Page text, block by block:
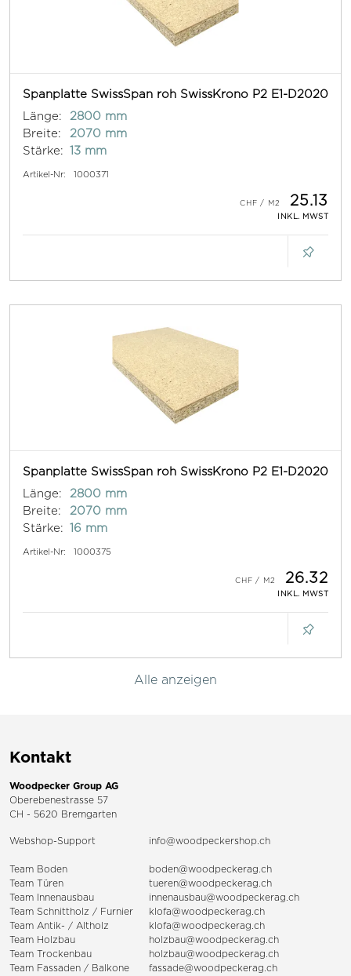
Spanplatte SwissSpan roh SwissKrono P2 E1-D2020
Länge:
2800 mm
Breite:
2070 mm
Stärke: 13 mm
Artikel-Nr: 1000371
25.13
INKL. MWST
Spanplatte SwissSpan roh SwissKrono P2 E1-D2020
Länge:
2800 mm
Breite:
2070 mm
Stärke: 16 mm
Artikel-Nr: 1000375
26.32
INKL. MWST
Alle anzeigen
Kontakt
Woodpecker Group AG
Oberebenestrasse 57
CH - 5620 Bremgarten
Webshop-Support info@woodpeckershop.ch
Team Boden
boden@woodpeckerag.ch
Team Türen
tueren@woodpeckerag.ch
Team Innenausbau
innenausbau@woodpeckerag.ch
Team Schnittholz / Furnier
klofa@woodpeckerag.ch
Team Antik- / Altholz
klofa@woodpeckerag.ch
Team Holzbau
holzbau@woodpeckerag.ch
Team Trockenbau
holzbau@woodpeckerag.ch
Team Fassaden / Balkone
fassade@woodpeckerag.ch